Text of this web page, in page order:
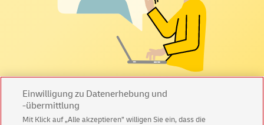
Sie sind interessiert oder haben
Fragen? Wir sind für Sie da!
Einwilligung zu Datenerhebung und
-übermittlung
Mit Klick auf „Alle akzeptieren” willigen Sie ein, dass die